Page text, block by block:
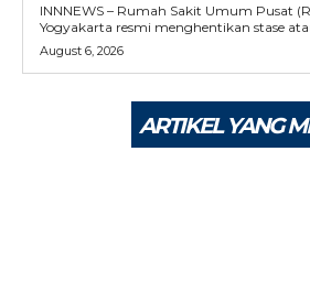
INNNEWS – Rumah Sakit Umum Pusat
Yogyakarta resmi menghentikan stase
August 6, 2026
ARTIKEL YANG